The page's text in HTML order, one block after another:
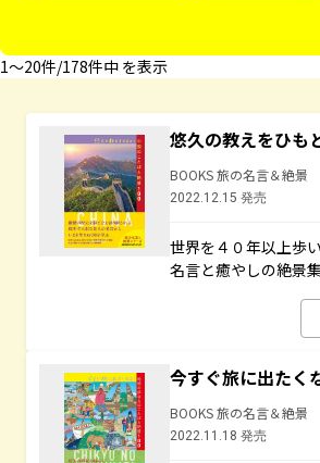
1〜20件/178件中 を表示
悠久の教えをひも
BOOKS 旅の名言＆絶景
2022.12.15 発売
世界を４０年以上歩
名言と癒やしの絶景集
今すぐ旅に出たく
BOOKS 旅の名言＆絶景
2022.11.18 発売